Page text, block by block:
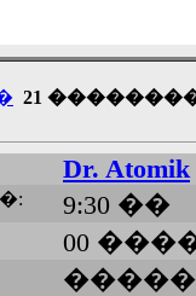
��
���
�����...
21
Dr. Atomik
9:30 ��
00